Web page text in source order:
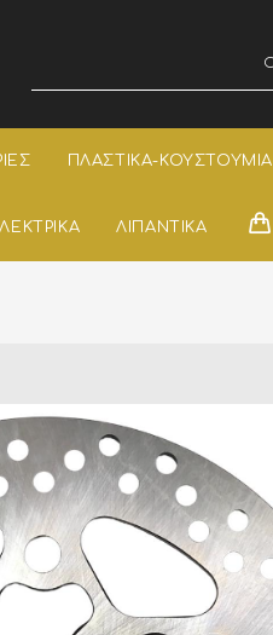
ΠΛΑΣΤΙΚΑ-ΚΟΥΣΤΟΥΜΙΑ
ΛΙΠΑΝΤΙΚΑ